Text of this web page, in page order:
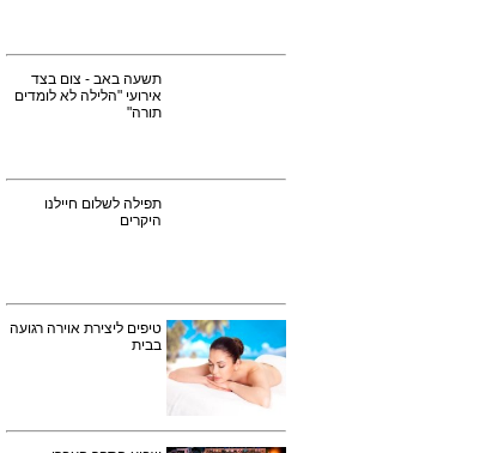
תשעה באב - צום בצד
אירועי "הלילה לא לומדים
תורה"
תפילה לשלום חיילנו
היקרים
טיפים ליצירת אוירה רגועה
בבית